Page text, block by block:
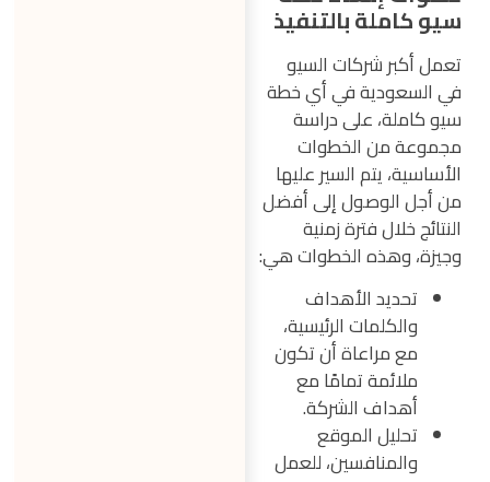
سيو كاملة بالتنفيذ
تعمل أكبر شركات السيو
في السعودية في أي خطة
سيو كاملة، على دراسة
مجموعة من الخطوات
الأساسية، يتم السير عليها
من أجل الوصول إلى أفضل
النتائج خلال فترة زمنية
وجيزة، وهذه الخطوات هي:
تحديد الأهداف
والكلمات الرئيسية،
مع مراعاة أن تكون
ملائمة تمامًا مع
أهداف الشركة.
تحليل الموقع
والمنافسين، للعمل